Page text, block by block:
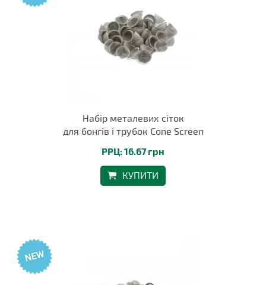
Набір металевих сіток
для бонгів і трубок Cone Screen
РРЦ: 16.67 грн
КУПИТИ